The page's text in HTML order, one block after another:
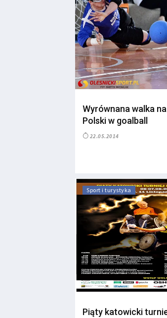
Wyrównana walka
Polski w goalball
22.05.2014
Sport i turystyka
Piąty katowicki